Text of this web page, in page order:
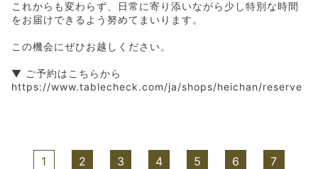
これからも変わらず、日常に寄り添いながら少し特別な時間
をお届けできるよう努めてまいります。
この機会にぜひお越しください。
▼ ご予約はこちらから
https://www.tablecheck.com/ja/shops/heichan/reserve
1 2 3 4 5 6
7